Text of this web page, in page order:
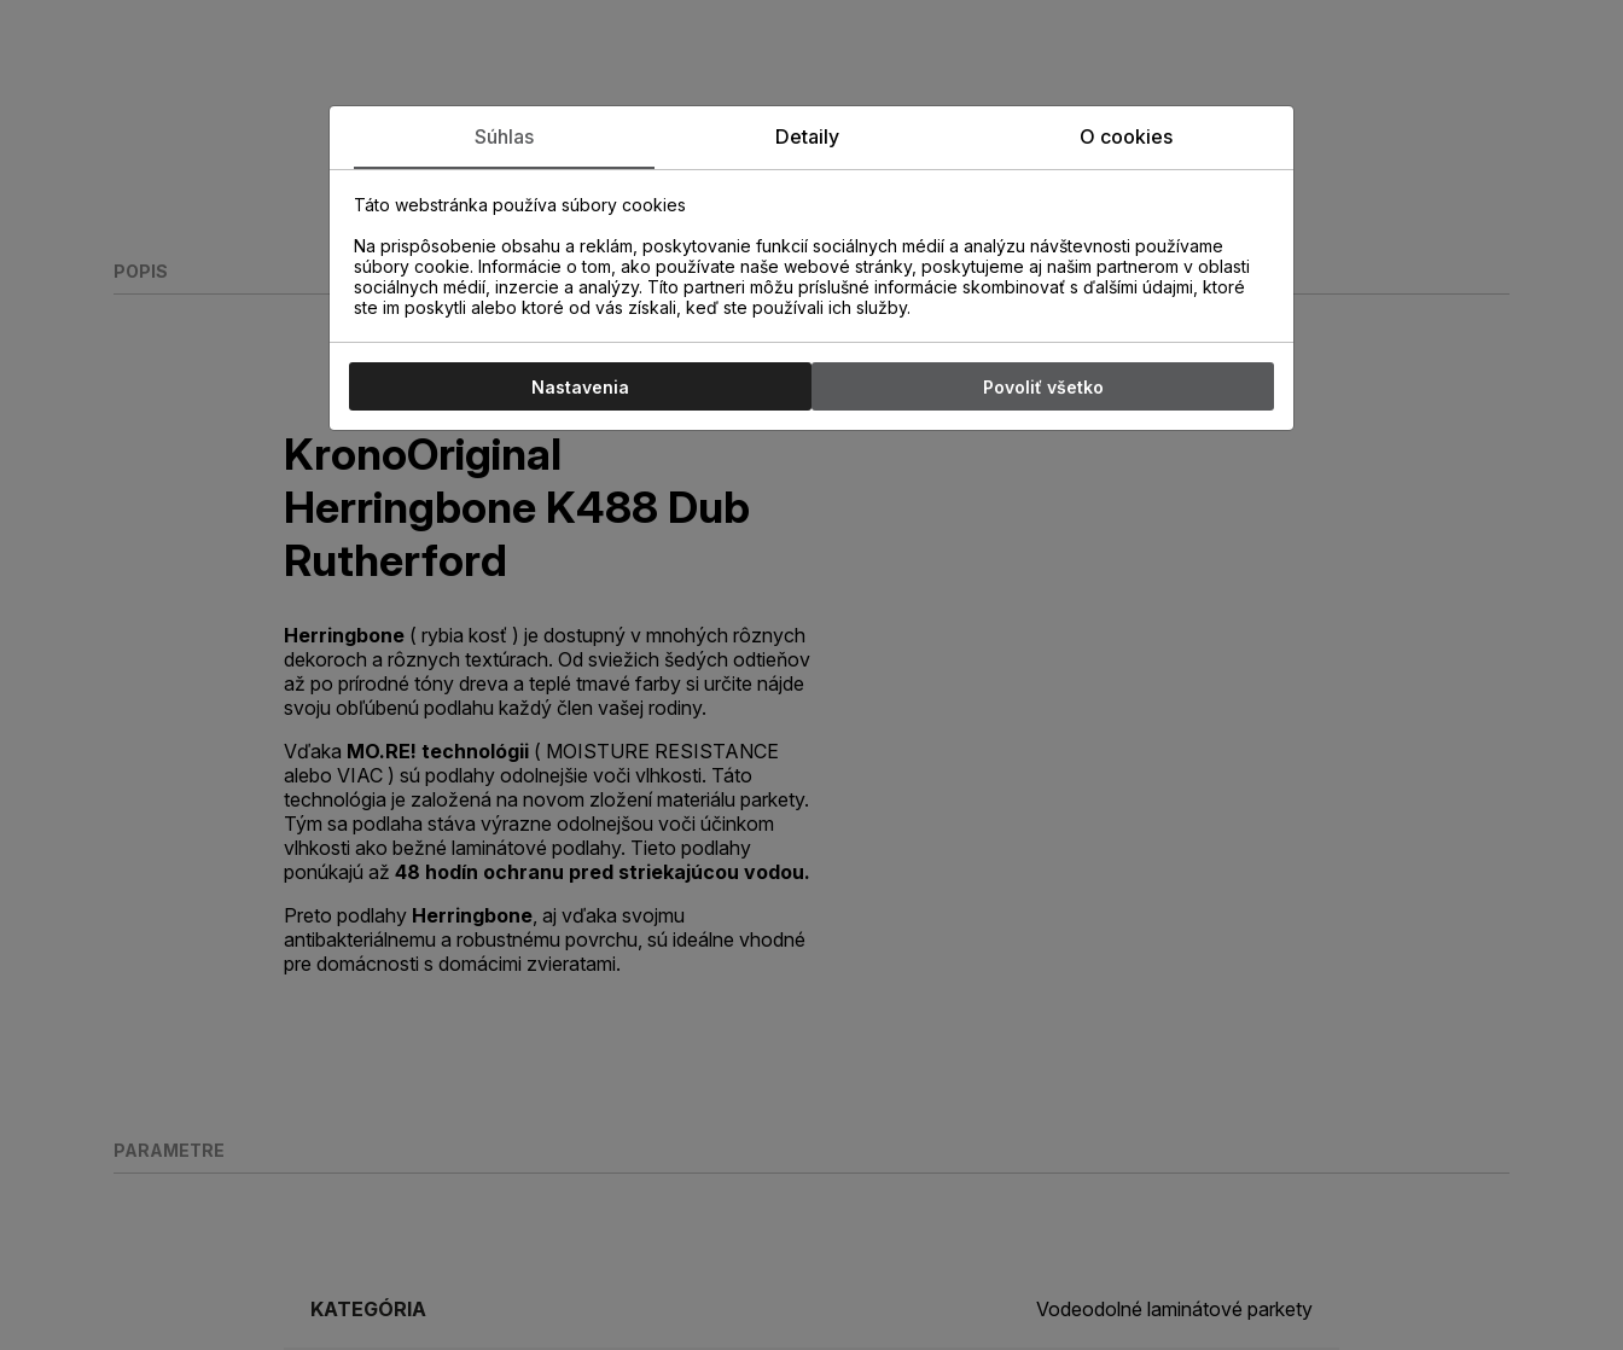
POPIS
KronoOriginal
Herringbone K488 Dub
Rutherford
Herringbone ( rybia kosť ) je dostupný v mnohých rôznych
dekoroch a rôznych textúrach. Od sviežich šedých odtieňov
až po prírodné tóny dreva a teplé tmavé farby si určite nájde
svoju obľúbenú podlahu každý člen vašej rodiny.
Vďaka MO.RE! technológii ( MOISTURE RESISTANCE
alebo VIAC ) sú podlahy odolnejšie voči vlhkosti. Táto
technológia je založená na novom zložení materiálu parkety.
Tým sa podlaha stáva výrazne odolnejšou voči účinkom
vlhkosti ako bežné laminátové podlahy. Tieto podlahy
ponúkajú až 48 hodín ochranu pred striekajúcou vodou.
Preto podlahy Herringbone, aj vďaka svojmu
antibakteriálnemu a robustnému povrchu, sú ideálne vhodné
pre domácnosti s domácimi zvieratami.
PARAMETRE
KATEGÓRIA Vodeodolné laminátové parkety
Súhlas Detaily O cookies
Táto webstránka používa súbory cookies
Na prispôsobenie obsahu a reklám, poskytovanie funkcií sociálnych médií a analýzu návštevnosti používame
súbory cookie. Informácie o tom, ako používate naše webové stránky, poskytujeme aj našim partnerom v oblasti
sociálnych médií, inzercie a analýzy. Títo partneri môžu príslušné informácie skombinovať s ďalšími údajmi, ktoré
ste im poskytli alebo ktoré od vás získali, keď ste používali ich služby.
Nastavenia Povoliť všetko